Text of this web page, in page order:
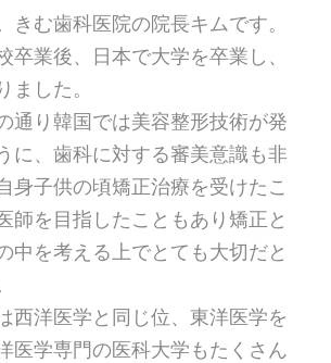
きむ歯科医院の院長キムです。
卒業後、日本で大学を卒業し、
ました。
通り韓国では美容整形技術が発
に、歯科に対する審美意識も非
身子供の頃矯正治療を受けたこ
師を目指したこともあり矯正と
中を考える上でとても大切だと
西洋医学と同じ位、東洋医学を
医学専門の医科大学もたくさん